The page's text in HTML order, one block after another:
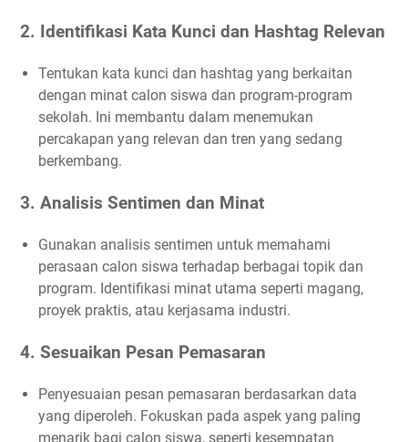
2. Identifikasi Kata Kunci dan Hashtag Relevan
Tentukan kata kunci dan hashtag yang berkaitan
dengan minat calon siswa dan program-program
sekolah. Ini membantu dalam menemukan
percakapan yang relevan dan tren yang sedang
berkembang.
3. Analisis Sentimen dan Minat
Gunakan analisis sentimen untuk memahami
perasaan calon siswa terhadap berbagai topik dan
program. Identifikasi minat utama seperti magang,
proyek praktis, atau kerjasama industri.
4. Sesuaikan Pesan Pemasaran
Penyesuaian pesan pemasaran berdasarkan data
yang diperoleh. Fokuskan pada aspek yang paling
menarik bagi calon siswa, seperti kesempatan